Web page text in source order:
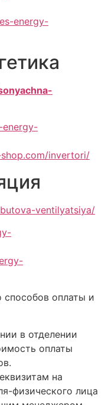
energy-
energy-
invertori/
ventilyatsiya/
способов оплаты и
в отделении
оплаты
на
физического лица